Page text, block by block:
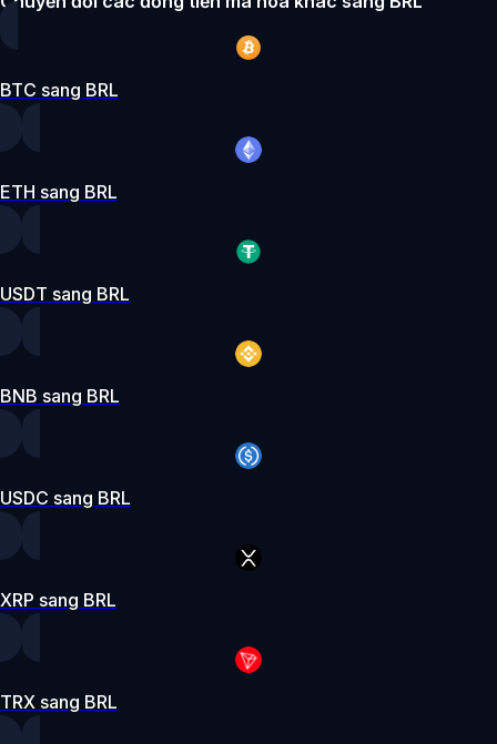
BTC sang BRL
ETH sang BRL
USDT sang BRL
BNB sang BRL
USDC sang BRL
XRP sang BRL
TRX sang BRL